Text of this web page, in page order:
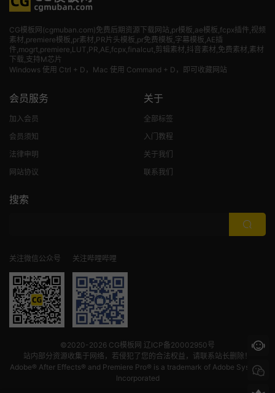
CG模板网(cgmuban.com)免费后期资源下载网站,pr模板,ae模板,fcpx插件,视频
素材 ,premiere模板,pr素材,PR片头模板,pr免费模板,字幕模板,AE插
件,mogrt,premiere,LUT,PR,AE,fcpx,finalcut,剪辑素材,抖音素材,免费素材,素材
下载,支持M芯片
Windows 使用 Ctrl + D，Mac 使用 Command + D，即可收藏网站
会员服务
加入会员
会员须知
法律申明
网站协议
关于
全部标签
入门教程
关于我们
联系我们
搜索
关注微信公众号 关注哔哩哔哩
©2020-2026 CG模板网 辽ICP备20002950号
站内部分资源收集于网络，若侵犯了您的合法权益，请联系站长删除！
Adobe® After Effects® and Premiere Pro® is a trademark of Adobe Systems
Incorporated